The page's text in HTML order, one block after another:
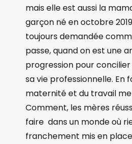
mais elle est aussi la
garçon né en octobre
toujours demandée
passe, quand on est une
progression pour
sa vie professionnelle. En
maternité et du travail me
Comment, les mères
faire dans un monde où
franchement mis en